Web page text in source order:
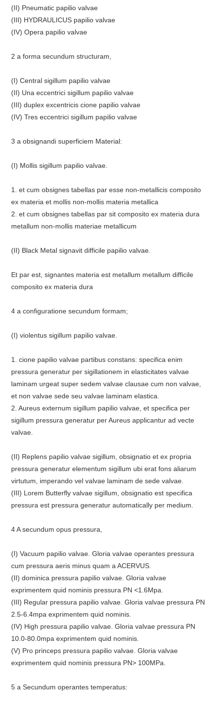
(II) Pneumatic papilio valvae
(III) HYDRAULICUS papilio valvae
(IV) Opera papilio valvae
2 a forma secundum structuram,
(I) Central sigillum papilio valvae
(II) Una eccentrici sigillum papilio valvae
(III) duplex excentricis cione papilio valvae
(IV) Tres eccentrici sigillum papilio valvae
3 a obsignandi superficiem Material:
(I) Mollis sigillum papilio valvae.
1. et cum obsignes tabellas par esse non-metallicis composito
ex materia et mollis non-mollis materia metallica
2. et cum obsignes tabellas par sit composito ex materia dura
metallum non-mollis materiae metallicum
(II) Black Metal signavit difficile papilio valvae.
Et par est, signantes materia est metallum metallum difficile
composito ex materia dura
4 a configuratione secundum formam;
(I) violentus sigillum papilio valvae.
1. cione papilio valvae partibus constans: specifica enim
pressura generatur per sigillationem in elasticitates valvae
laminam urgeat super sedem valvae clausae cum non valvae,
et non valvae sede seu valvae laminam elastica.
2. Aureus externum sigillum papilio valvae, et specifica per
sigillum pressura generatur per Aureus applicantur ad vecte
valvae.
(II) Replens papilio valvae sigillum, obsignatio et ex propria
pressura generatur elementum sigillum ubi erat fons aliarum
virtutum, imperando vel valvae laminam de sede valvae.
(III) Lorem Butterfly valvae sigillum, obsignatio est specifica
pressura est pressura generatur automatically per medium.
4 A secundum opus pressura,
(I) Vacuum papilio valvae. Gloria valvae operantes pressura
cum pressura aeris minus quam a ACERVUS.
(II) dominica pressura papilio valvae. Gloria valvae
exprimentem quid nominis pressura PN <1.6Mpa.
(III) Regular pressura papilio valvae. Gloria valvae pressura PN
2.5-6.4mpa exprimentem quid nominis.
(IV) High pressura papilio valvae. Gloria valvae pressura PN
10.0-80.0mpa exprimentem quid nominis.
(V) Pro princeps pressura papilio valvae. Gloria valvae
exprimentem quid nominis pressura PN> 100MPa.
5 a Secundum operantes temperatus: